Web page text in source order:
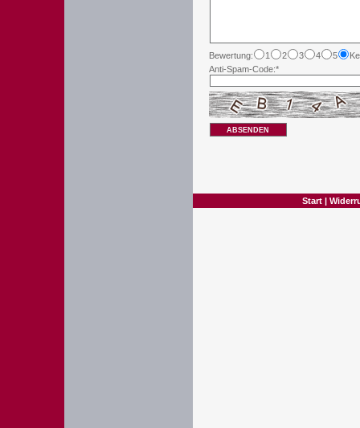
Bewertung: 1 2 3 4 5
Anti-Spam-Code:*
ABSENDEN
Start |